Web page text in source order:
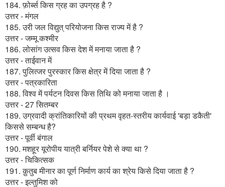
184. फ़ोर्ब्स किस ग्रह का उपग्रह है ?
उत्तर - मंगल
185. उरी जल विद्युत् परियोजना किस राज्य में है ?
उत्तर - जम्मू कश्मीर
186. लोसांग उत्सव किस देश में मनाया जाता है ?
उत्तर - ताईवान में
187. पुलित्जर पुरस्कार किस क्षेत्र में दिया जाता है ?
उत्तर - पत्रकारिता
188. विश्व में पर्यटन दिवस किस तिथि को मनाया जाता है ।
उत्तर - 27 सितम्बर
189. उग्रवादी क्रांतिकारियों की प्रथम वृहत-स्तरीय कार्यवाई 'बड़ा डकैती'
किससे सम्बन्ध है?
उत्तर - पूर्वी बंगाल
190. मशहूर यूरोपीय यात्री बर्नियर पेशे से क्या था ?
उत्तर - चिकित्सक
191. क़ुतुब मीनार का पूर्ण निर्माण कार्य का श्रेय किसे दिया जाता है ?
उत्तर - इल्तुमिश को